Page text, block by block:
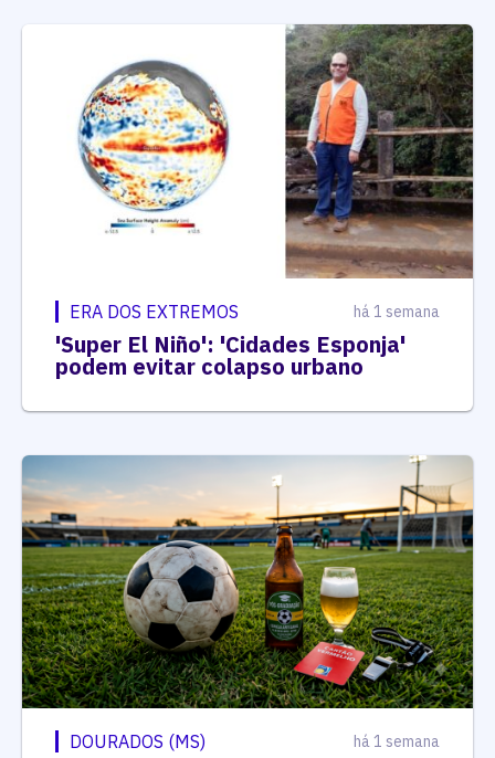
ERA DOS EXTREMOS há 1 semana
'Super El Niño': 'Cidades Esponja'
podem evitar colapso urbano
DOURADOS (MS) há 1 semana